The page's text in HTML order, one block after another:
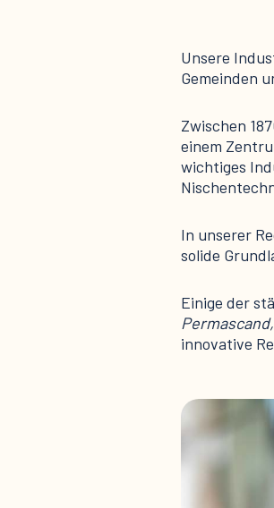
Unsere
Gemeinden
Zwischen
einem
wichtiges
In unserer
solide
Einige der
innovative